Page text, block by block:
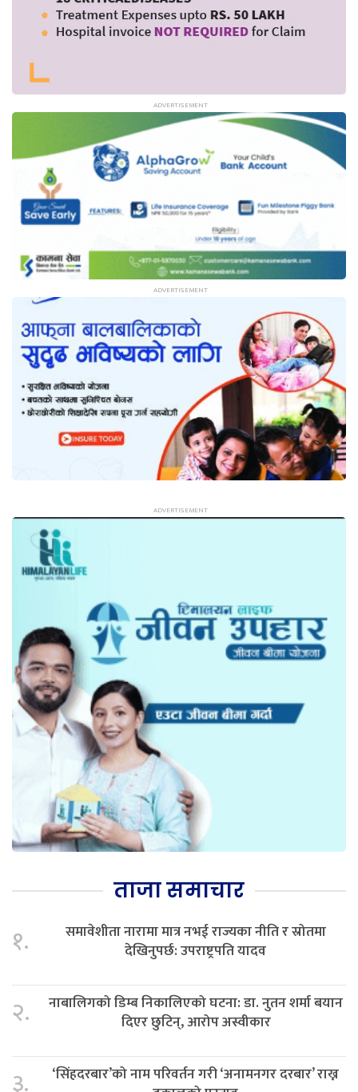
ताजा समाचार
१.
समावेशीता नारामा मात्र नभई राज्यका नीति र स्रोतमा
देखिनुपर्छ: उपराष्ट्रपति यादव
२.
नाबालिगको डिम्ब निकालिएको घटना: डा. नुतन शर्मा बयान
दिएर छुटिन्, आरोप अस्वीकार
‘सिंहदरबार’को नाम परिवर्तन गरी ‘अनामनगर दरबार’ राख्न